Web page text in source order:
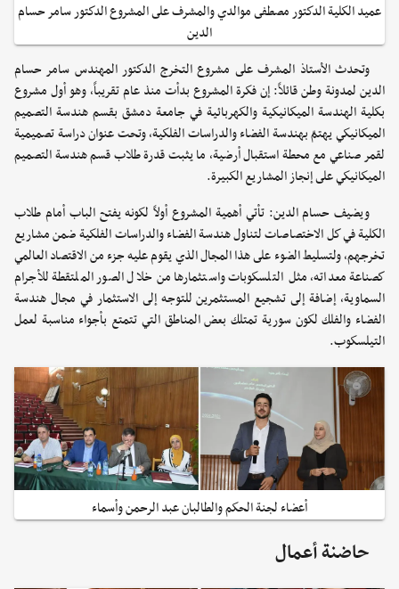
عميد الكلية الدكتور مصطفى موالدي والمشرف على المشروع الدكتور سامر حسام
الدين
وتحدث الأستاذ المشرف على مشروع التخرج الدكتور المهندس سامر حسام
الدين لمدونة وطن قائلاً: إن فكرة المشروع بدأت منذ عام تقريباً، وهو أول مشروع
بكلية الهندسة الميكانيكية والكهربائية في جامعة دمشق بقسم هندسة التصميم
الميكانيكي يهتمّ بهندسة الفضاء والدراسات الفلكية، وتحت عنوان دراسة تصميمية
لقمر صناعي مع محطة استقبال أرضية، ما يثبت قدرة طلاب قسم هندسة التصميم
الميكانيكي على إنجاز المشاريع الكبيرة.
ويضيف حسام الدين: تأتي أهمية المشروع أولاً لكونه يفتح الباب أمام طلاب
الكلية في كل الاختصاصات لتناول هندسة الفضاء والدراسات الفلكية ضمن مشاريع
تخرجهم، ولتسليط الضوء على هذا المجال الذي يقوم عليه جزء من الاقتصاد العالمي
كصناعة معداته، مثل التلسكوبات واستثمارها من خلال الصور الملتقطة للأجرام
السماوية، إضافة إلى تشجيع المستثمرين للتوجه إلى الاستثمار في مجال هندسة
الفضاء والفلك لكون سورية تمتلك بعض المناطق التي تتمتع بأجواء مناسبة لعمل
التيلسكوب.
أعضاء لجنة الحكم والطالبان عبد الرحمن وأسماء
حاضنة أعمال